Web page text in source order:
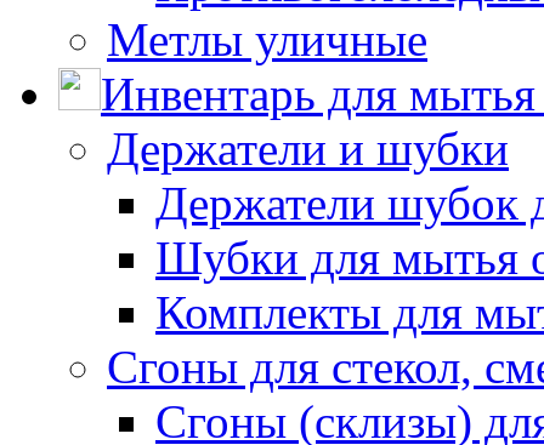
Метлы уличные
Инвентарь для мытья
Держатели и шубки
Держатели шубок
Шубки для мытья
Комплекты для
Сгоны для стекол,
Сгоны (склизы)